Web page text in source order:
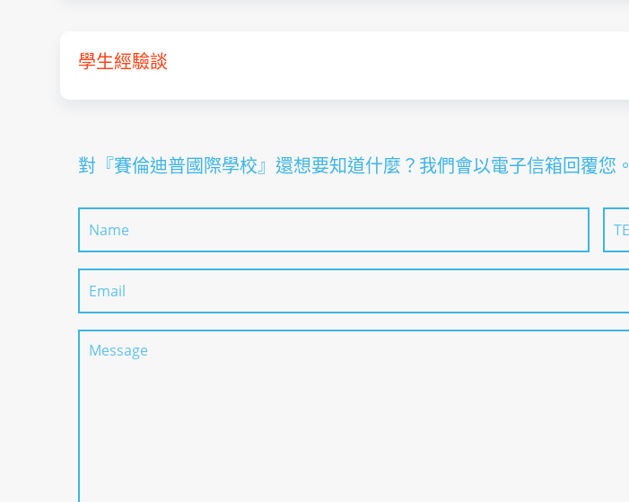
學生經驗談
對『賽倫迪普國際學校』還想要知道什麼？我們會以電子信箱回覆您。